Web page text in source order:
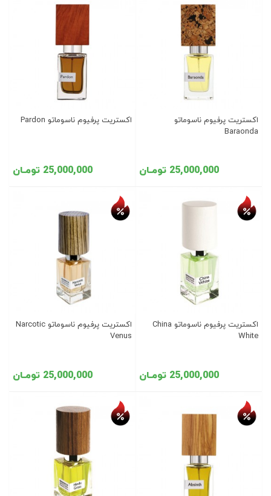
اکستریت پرفیوم ناسوماتو
Baraonda
25,000,000 تومـان
اکستریت پرفیوم ناسوماتو Pardon
25,000,000 تومـان
اکستریت پرفیوم ناسوماتو China
White
25,000,000 تومـان
اکستریت پرفیوم ناسوماتو Narcotic
Venus
25,000,000 تومـان